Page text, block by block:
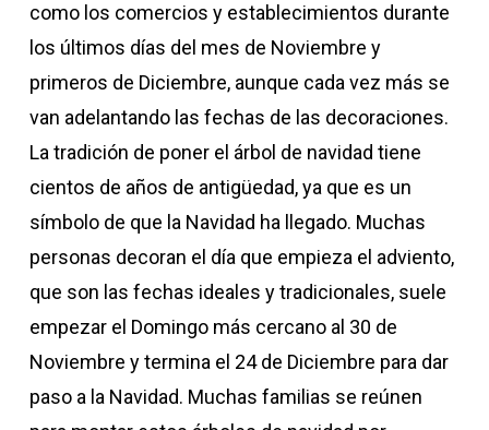
como los comercios y establecimientos durante
los últimos días del mes de Noviembre y
primeros de Diciembre, aunque cada vez más se
van adelantando las fechas de las decoraciones.
La tradición de poner el árbol de navidad tiene
cientos de años de antigüedad, ya que es un
símbolo de que la Navidad ha llegado. Muchas
personas decoran el día que empieza el adviento,
que son las fechas ideales y tradicionales, suele
empezar el Domingo más cercano al 30 de
Noviembre y termina el 24 de Diciembre para dar
paso a la Navidad. Muchas familias se reúnen